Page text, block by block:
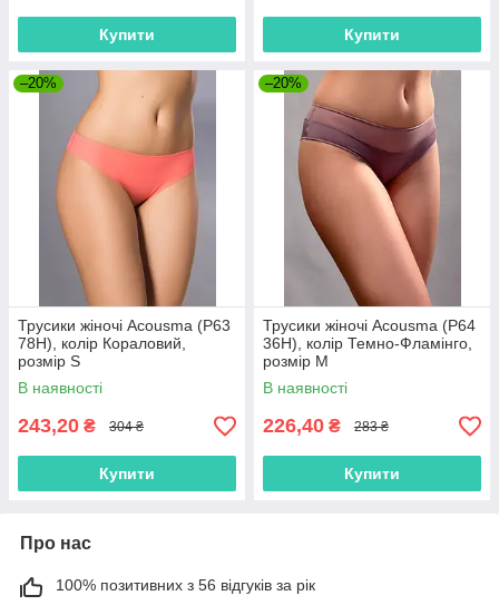
Купити Купити
–20%
Трусики жіночі Acousma (P63
78H), колір Кораловий,
розмір S
В наявності
243,20 ₴ 304 ₴
Купити
–20%
Трусики жіночі Acousma (P64
36H), колір Темно-Фламінго,
розмір M
В наявності
226,40 ₴ 283 ₴
Купити
Про нас
100% позитивних з 56 відгуків за рік